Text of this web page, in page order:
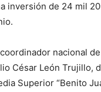
inversión de 24 mil
nacional
César León Trujillo,
Superior “Benito